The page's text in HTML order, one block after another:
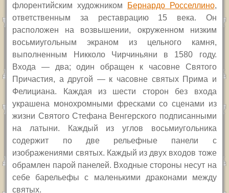
флорентийским художником
Бернардо Росселлино,
ответственным за реставрацию 15 века. Он
расположен на возвышении, окруженном низким
восьмиугольным экраном из цельного камня,
выполненным Никколо Чирчиньяни в 1580 году.
Входа — два; один обращен к часовне Святого
Причастия, а другой — к часовне святых Прима и
Фелициана. Каждая из шести сторон без входа
украшена монохромными фресками со сценами из
жизни Святого Стефана Венгерского подписанными
на латыни. Каждый из углов восьмиугольника
содержит по две рельефные панели с
изображениями святых. Каждый из двух входов тоже
обрамлен парой панелей. Входные стороны несут на
себе барельефы с маленькими драконами между
святых.